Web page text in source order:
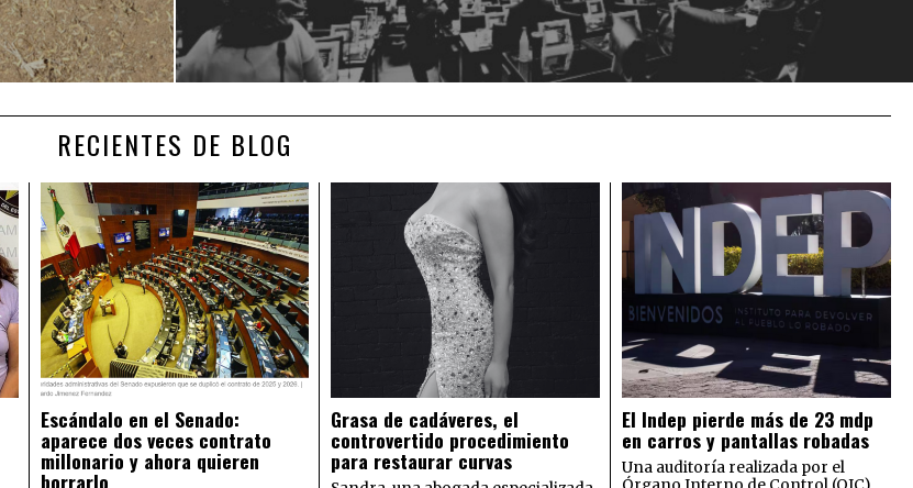
RECIENTES DE BLOG
Escándalo en el Senado:
aparece dos veces contrato
millonario y ahora quieren
borrarlo
Grasa de cadáveres, el
controvertido procedimiento
para restaurar curvas
El Indep pierde más de 23 mdp
en carros y pantallas robadas
Una auditoría realizada por el